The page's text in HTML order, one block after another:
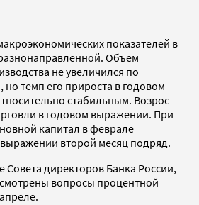
показателей в
Объем
не увеличился по
темп его прироста в годовом
стабильным. Возрос
в годовом выражении. При
капитал в феврале
второй месяц подряд.
директоров Банка России,
вопросы процентной